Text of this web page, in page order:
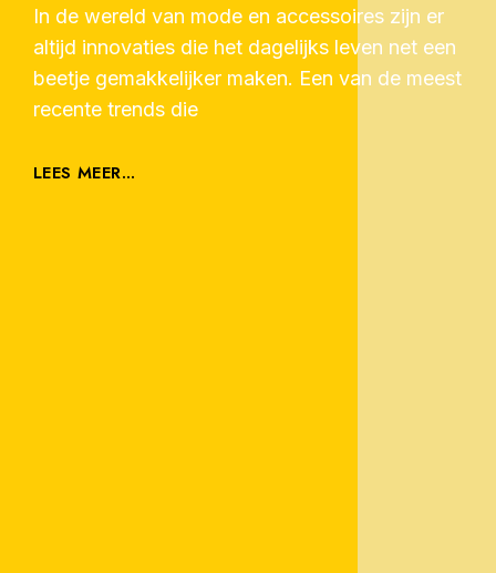
In de wereld van mode en accessoires zijn er
altijd innovaties die het dagelijks leven net een
beetje gemakkelijker maken. Een van de meest
recente trends die
LEES MEER...